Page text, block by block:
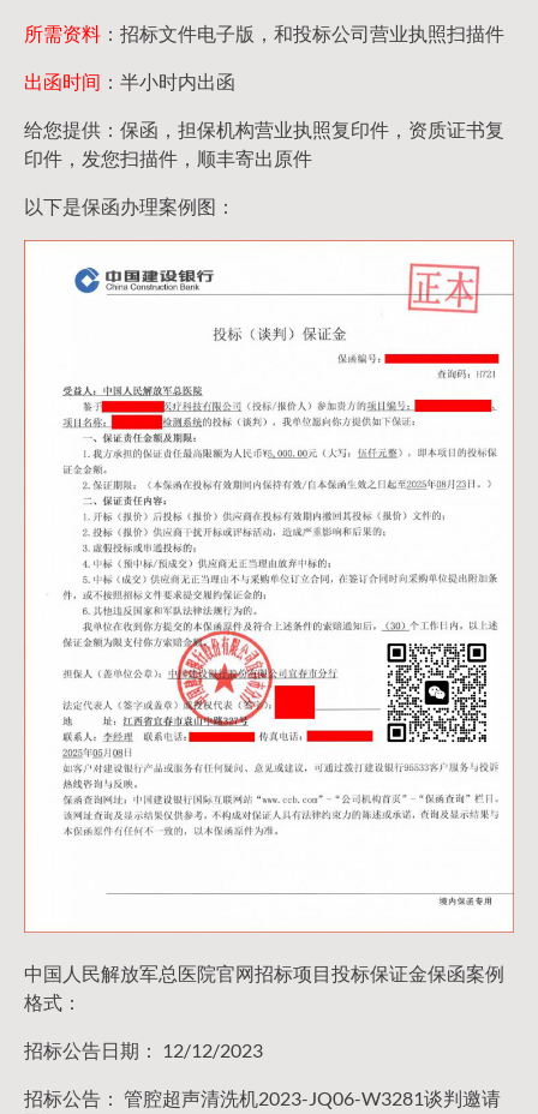
所需资料 ：招标文件电子版，和投标公司营业执照扫描件
出函时间 ：半小时内出函
给您提供：保函，担保机构营业执照复印件，资质证书复
印件，发您扫描件，顺丰寄出原件
以下是保函办理案例图：
中国人民解放军总医院官网招标项目投标保证金保函案例
格式：
招标公告日期： 12/12/2023
招标公告： 管腔超声清洗机2023-JQ06-W3281谈判邀请